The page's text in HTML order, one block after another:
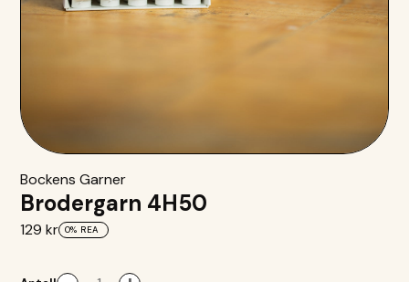
Bockens Garner
Brodergarn 4H50
129 kr 0% REA